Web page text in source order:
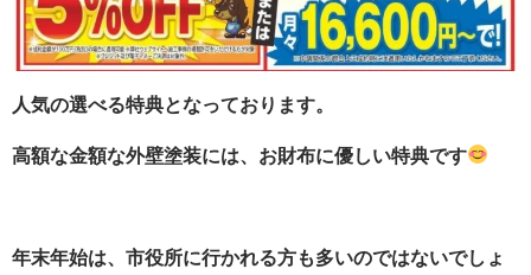
人気の選べる特典となっております。
高額な金額な外壁塗装には、お財布に優しい特典です
年末年始は、市役所に行かれる方も多いのではないでしょ